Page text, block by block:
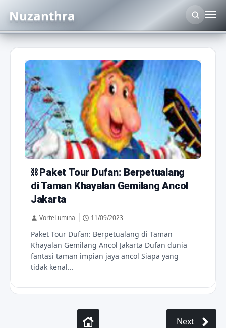
Nuzanthra
aktivitas wisata aktivitaswisata
ancoljakarta
destinasi liburan dufan
liburankeluarga pakettour
pantaiancol
rekreasijakarta panduan perjalanan
taman hiburan tipsberwisata
⛓Paket Tour Dufan: Berpetualang
di Taman Khayalan Gemilang Ancol
Jakarta
VorteLumina 11/09/2023
Paket Tour Dufan: Berpetualang di Taman
Khayalan Gemilang Ancol Jakarta Dufan dunia
fantasi taman impian jaya ancol Siapa yang
tidak kenal...
Next